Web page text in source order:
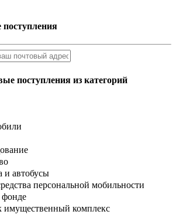
поступления из категорий
и автобусы
персональной мобильности
фонде
имущественный комплекс